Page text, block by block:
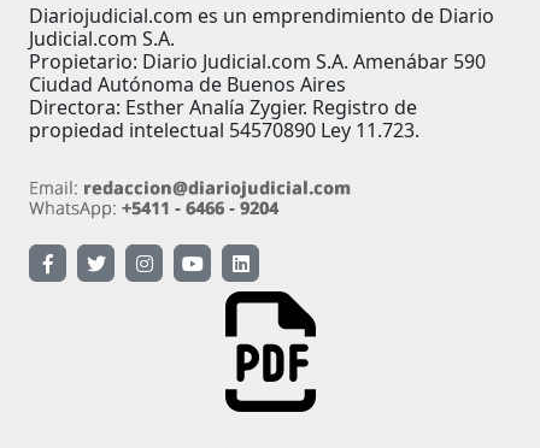
Diariojudicial.com es un emprendimiento de Diario
Judicial.com S.A.
Propietario: Diario Judicial.com S.A. Amenábar 590
Ciudad Autónoma de Buenos Aires
Directora: Esther Analía Zygier. Registro de
propiedad intelectual 54570890 Ley 11.723.